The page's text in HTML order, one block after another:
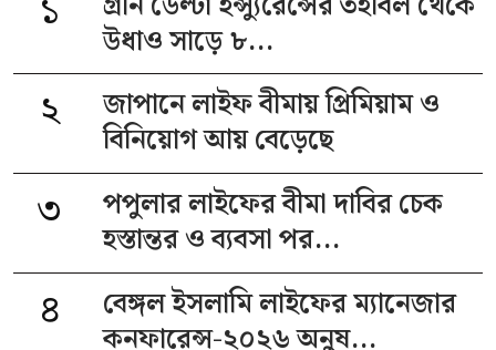
১
উধাও সাড়ে ৮...
২
জাপানে লাইফ বীমায় প্রিমিয়াম ও
বিনিয়োগ আয় বেড়েছে
৩
পপুলার লাইফের বীমা দাবির চেক
হস্তান্তর ও ব্যবসা পর...
৪
বেঙ্গল ইসলামি লাইফের ম্যানেজার
কনফারেন্স-২০২৬ অনুষ...